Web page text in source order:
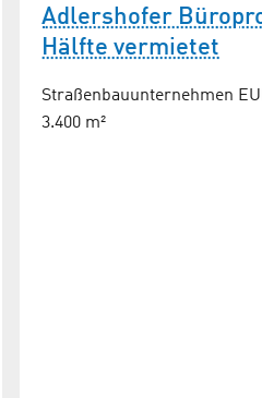
Adlershofer
Hälfte vermietet
Straßenbauunternehmen
3.400 m²